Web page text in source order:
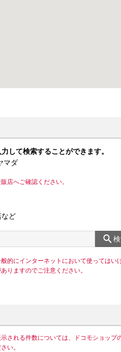
して検索することができます。
マダ
店へご確認ください。
など
的にインターネットにおいて使っては
りますのでご注意ください。
示される件数については、ドコモショッ
い。